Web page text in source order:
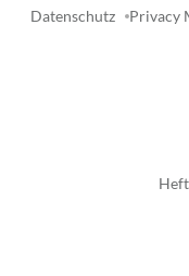
Datenschutz Privacy